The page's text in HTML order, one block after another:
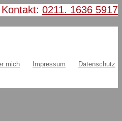
Kontakt: 0211. 1636 5917
mich Impressum Datenschutz